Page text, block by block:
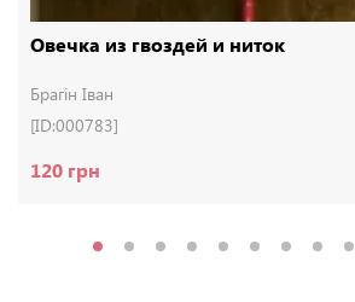
Овечка из гвоздей и ниток
Брагін Іван
[ID:000783]
120 грн